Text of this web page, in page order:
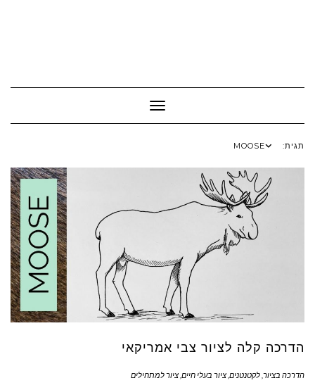
Toggle Navigation
תגית: MOOSE
הדרכה קלה לציור צבי אמריקאי
הדרכה בציור לקטנטנים ציור בעלי חיים ציור למתחילים